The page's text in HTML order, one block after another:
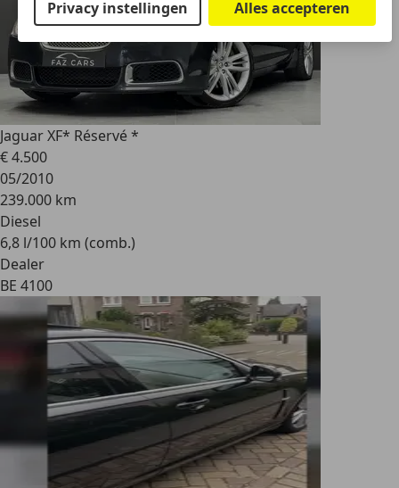
Privacy instellingen Alles accepteren
Jaguar XF* Réservé *
€ 4.500
05/2010
239.000 km
Diesel
6,8 l/100 km (comb.)
Dealer
BE 4100